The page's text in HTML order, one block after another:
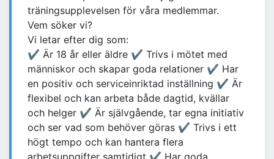
träningsupplevelsen för våra medlemmar.
Vem söker vi?
Vi letar efter dig som:
✔ Är 18 år eller äldre ✔ Trivs i mötet med
människor och skapar goda relationer ✔ Har
en positiv och serviceinriktad inställning ✔ Är
flexibel och kan arbeta både dagtid, kvällar
och helger ✔ Är självgående, tar egna initiativ
och ser vad som behöver göras ✔ Trivs i ett
högt tempo och kan hantera flera